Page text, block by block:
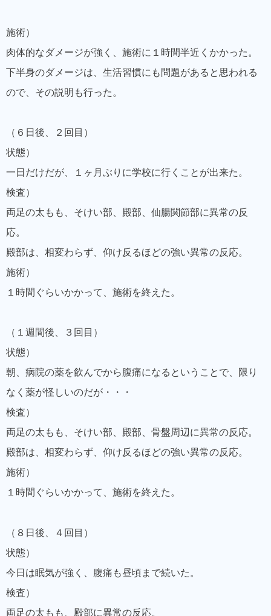
施術）
肉体的なダメージが強く、施術に１時間半近くかかった。
下半身のダメージは、生活習慣にも問題があると思われる
ので、その説明も行った。
（６日後、２回目）
状態）
一日だけだが、１ヶ月ぶりに学校に行くことが出来た。
検査）
両足の太もも、そけい部、殿部、仙腸関節部に異常の反
応。
殿部は、相変わらず、仰け反るほどの強い異常の反応。
施術）
１時間ぐらいかかって、施術を終えた。
（１週間後、３回目）
状態）
朝、病院の薬を飲んでから腹痛になるということで、限り
なく薬が怪しいのだが・・・
検査）
両足の太もも、そけい部、殿部、骨盤周辺に異常の反応。
殿部は、相変わらず、仰け反るほどの強い異常の反応。
施術）
１時間ぐらいかかって、施術を終えた。
（８日後、４回目）
状態）
今日は眠気が強く、腹痛も昼頃まで続いた。
検査）
両足の太もも、殿部に異常の反応。